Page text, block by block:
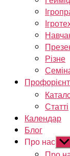
Різне
Статті
Календар
Блог
Про нас